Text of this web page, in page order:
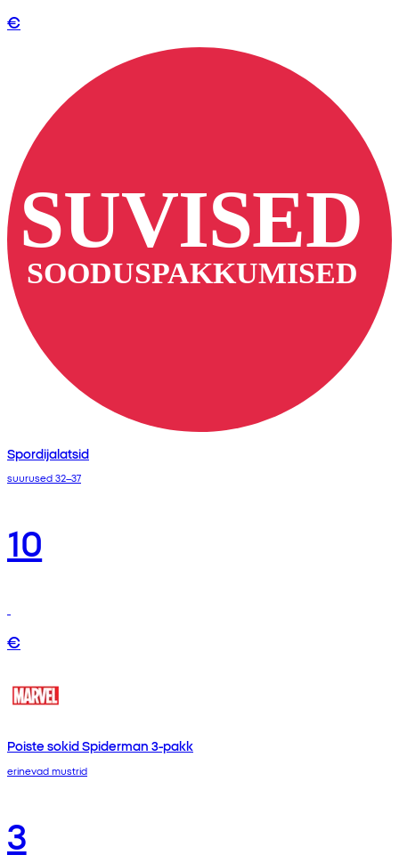
€
Spordijalatsid
suurused 32–37
10
€
Poiste sokid Spiderman 3-pakk
erinevad mustrid
3